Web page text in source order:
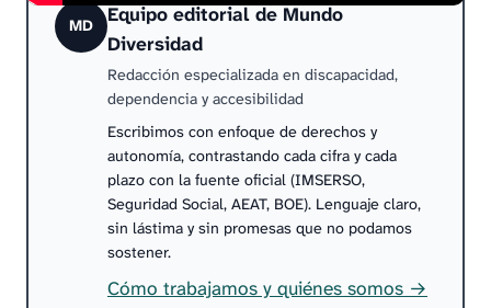
MD
Equipo editorial de Mundo
Diversidad
Redacción especializada en discapacidad,
dependencia y accesibilidad
Escribimos con enfoque de derechos y
autonomía, contrastando cada cifra y cada
plazo con la fuente oficial (IMSERSO,
Seguridad Social, AEAT, BOE). Lenguaje claro,
sin lástima y sin promesas que no podamos
sostener.
Cómo trabajamos y quiénes somos →